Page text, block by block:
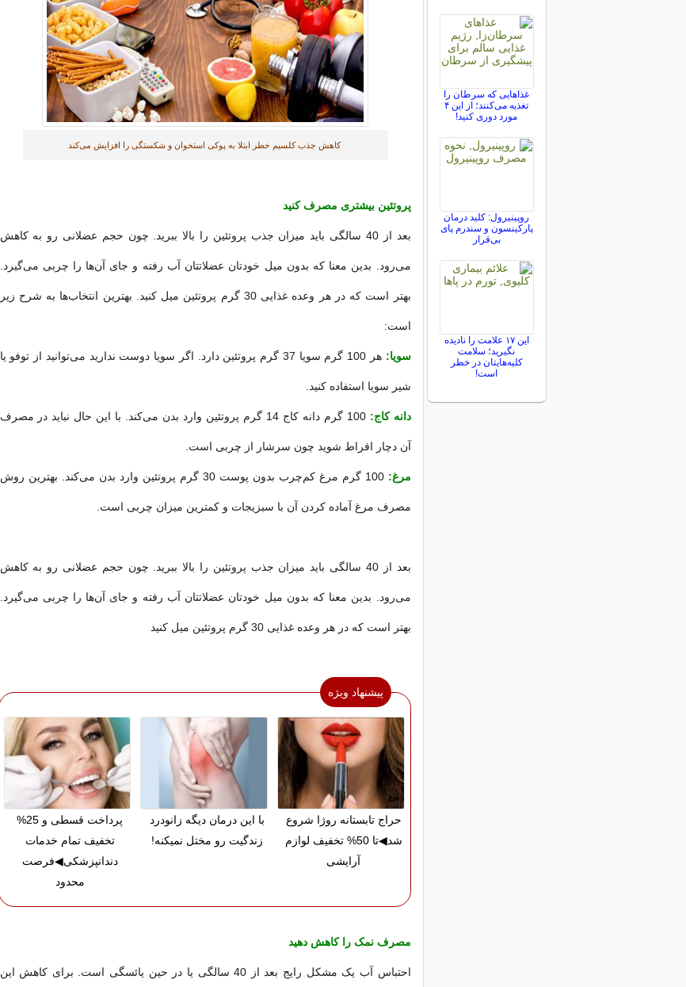
کاهش جذب کلسیم خطر ابتلا به پوکی استخوان و شکستگی را افزایش می‌کند
پروتئین بیشتری مصرف کنید
بعد از 40 سالگی باید میزان جذب پروتئین را بالا ببرید. چون حجم عضلانی رو به کاهش
می‌رود. بدین معنا که بدون میل خودتان عضلاتتان آب رفته و جای آن‌ها را چربی می‌گیرد.
بهتر است که در هر وعده غذایی 30 گرم پروتئین میل کنید. بهترین انتخاب‌ها به شرح زیر
است:
سویا: هر 100 گرم سویا 37 گرم پروتئین دارد. اگر سویا دوست ندارید می‌توانید از توفو یا
شیر سویا استفاده کنید.
دانه کاج: 100 گرم دانه کاج 14 گرم پروتئین وارد بدن می‌کند. با این حال نباید در مصرف
آن دچار افراط شوید چون سرشار از چربی است.
مرغ: 100 گرم مرغ کم‌چرب بدون پوست 30 گرم پروتئین وارد بدن می‌کند. بهترین روش
مصرف مرغ آماده کردن آن با سبزیجات و کمترین میزان چربی است.
بعد از 40 سالگی باید میزان جذب پروتئین را بالا ببرید. چون حجم عضلانی رو به کاهش
می‌رود. بدین معنا که بدون میل خودتان عضلاتتان آب رفته و جای آن‌ها را چربی می‌گیرد.
بهتر است که در هر وعده غذایی 30 گرم پروتئین میل کنید
پیشنهاد ویژه
حراج تابستانه روژا شروع
شد◀تا 50% تخفیف لوازم
آرایشی
با این درمان دیگه زانودرد
زندگیت رو مختل نمیکنه!
پرداخت قسطی و 25%
تخفیف تمام خدمات
دندانپزشکی◀فرصت
محدود
مصرف نمک را کاهش دهید
احتباس آب یک مشکل رایج بعد از 40 سالگی یا در حین یائسگی است. برای کاهش این
غذاهایی که سرطان را
تغذیه می‌کنند؛ از این ۴
مورد دوری کنید!
روپینیرول: کلید درمان
پارکینسون و سندرم پای
بی‌قرار
این ۱۷ علامت را نادیده
نگیرید؛ سلامت
کلیه‌هایتان در خطر
است!